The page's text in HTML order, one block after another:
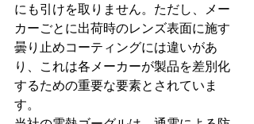
にも引けを取りません。ただし、メー
カーごとに出荷時のレンズ表面に施す
曇り止めコーティングには違いがあ
り、これは各メーカーが製品を差別化
するための重要な要素とされていま
す。